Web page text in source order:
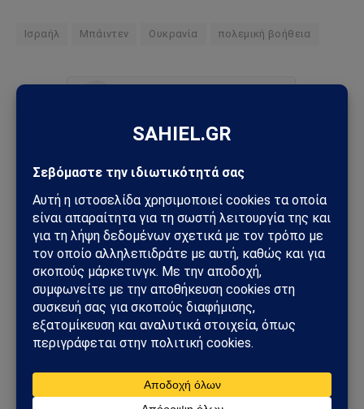
Ισραήλ Μπάιντεν Ουκρανία πολεμική βοήθεια
Ακολουθήστε στο YouTube
Facebook Twitter Pinterest Tumblr
Sahiel Newsroom
Facebook
X
(Twitter)
PinterestInstagram
Tumblr
Το Sahiel.gr είναι ανεξάρτητη ψηφιακή πύλη ενημέρωσης
ασφάλεια, τα εθνικά ζητήματα και τις διεθνείς εξελίξεις
που επηρεάζουν την Ελλάδα και τον ευρύτερο ελληνισμό.